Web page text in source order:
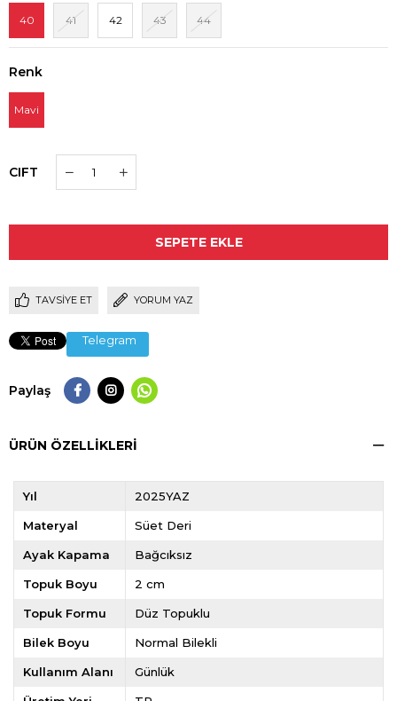
40 41 42 43 44
Renk
Mavi
CIFT
TAVSIYE ET YORUM YAZ
Telegram
Paylaş
ÜRÜN ÖZELLIKLERI
Yıl 2025YAZ
Materyal Süet Deri
Ayak Kapama Bağcıksız
Topuk Boyu 2 cm
Topuk Formu Düz Topuklu
Bilek Boyu Normal Bilekli
Kullanım Alanı Günlük